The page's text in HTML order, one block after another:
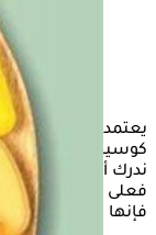
يعتمد العديد من
كوسيلة لضمان
ندرك أن هناك خطرًا
فعلى الرغم من
فإنها قد تسبب